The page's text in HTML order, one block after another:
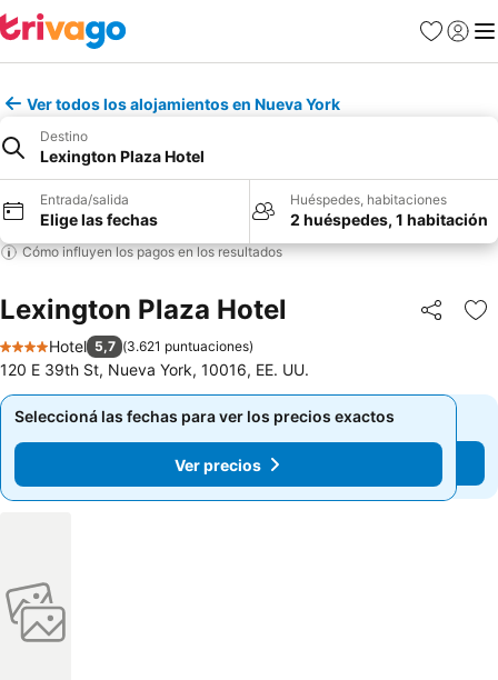
Favoritos
Iniciar
Ver todos los alojamientos en Nueva York
Destino
Lexington Plaza Hotel
Entrada/salida
Elige las fechas
Huéspedes, habitaciones
2 huéspedes, 1 habitación
Cómo influyen los pagos en los resultados
Lexington Plaza Hotel Compartir
4 Estrellas
Hotel 5,7 (3.621 puntuaciones)
120 E 39th St, Nueva York, 10016, EE. UU.
Seleccioná las fechas para ver los precios exactos
Ver precios
Seleccioná las fechas para ver los precios exactos
Ver precios